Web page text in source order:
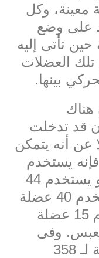
معينة، وكل
على وضع
تأتى إليه
العضلات
بينها.
هناك
قد تدخلت
عن أنه يتمكن
يستخدم
200 عضلة أما إذا تكلم فهو يستخدم 44
عضلة، وإذا عبس فهو يستخدم 40 عضلة
لكنه إذا ابتسم فهو يستخدم 15 عضلة
يعبس. وفى
حالة النوم فإنه يتيح الفرصة لـ 358